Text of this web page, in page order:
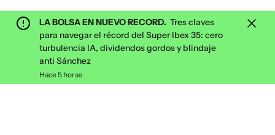
ARGENTINA
ESPAÑA
ESTADOS UNIDOS
LA BOLSA EN NUEVO RECORD. Tres claves
para navegar el récord del Super Ibex 35: cero
turbulencia IA, dividendos gordos y blindaje
anti Sánchez
Hace 5 horas